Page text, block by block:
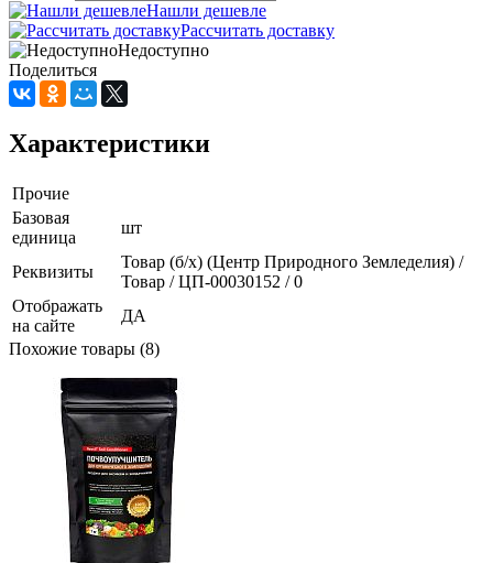
Нашли дешевле
Рассчитать доставку
Недоступно
Поделиться
Характеристики
Прочие
Базовая
единица
шт
Реквизиты
Товар (б/х) (Центр Природного Земледелия) /
Товар / ЦП-00030152 / 0
Отображать
на сайте
ДА
Похожие товары (8)